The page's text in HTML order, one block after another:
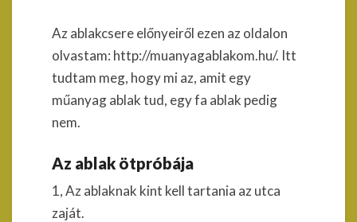
Az ablakcsere előnyeiről ezen az oldalon
olvastam: http://muanyagablakom.hu/. Itt
tudtam meg, hogy mi az, amit egy
műanyag ablak tud, egy fa ablak pedig
nem.
Az ablak ötpróbája
1, Az ablaknak kint kell tartania az utca
zaját.